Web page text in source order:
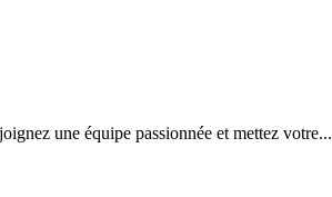
une équipe passionnée et mettez votre...